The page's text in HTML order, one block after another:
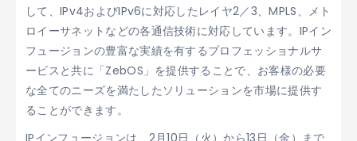
して、IPv4およびIPv6に対応したレイヤ2／3、MPLS、メト
ロイーサネットなどの各通信技術に対応しています。IPイン
フュージョンの豊富な実績を有するプロフェッショナルサ
ービスと共に「ZebOS」を提供することで、お客様の必要
な全てのニーズを満たしたソリューションを市場に提供す
ることができます。
IPインフュージョンは、2月10日（火）から13日（金）まで